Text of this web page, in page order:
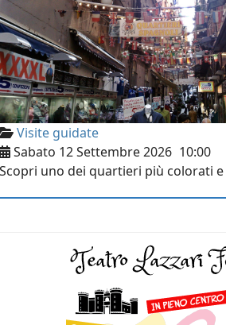
Visite guidate
Sabato 12 Settembre 2026 10:00
Scopri uno dei quartieri più colorati e